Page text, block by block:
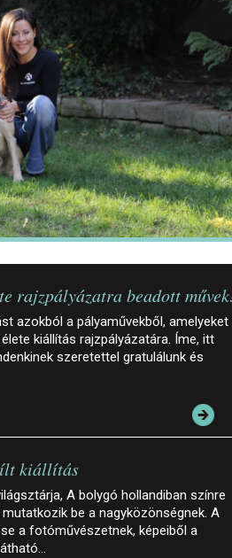
ÉS VEZETÉSEK
ADATOK
rajzpályázatra beadott
azokból a pályaművekből, amelyeket
kiállítás rajzpályázatára. Íme, itt
szeretettel gratulálunk és
kiállítás
A bolygó hollandiban színre
be a nagyközönségnek. A
a fotóművészetnek, képeiből a